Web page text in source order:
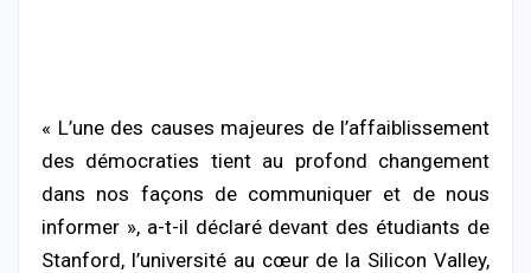
« L’une des causes majeures de l’affaiblissement
des démocraties tient au profond changement
dans nos façons de communiquer et de nous
informer », a-t-il déclaré devant des étudiants de
Stanford, l’université au cœur de la Silicon Valley,